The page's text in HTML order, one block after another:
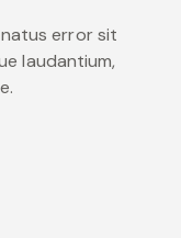
error sit
laudantium,